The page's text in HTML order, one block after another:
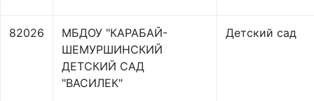
82026
МБДОУ "КАРАБАЙ-
ШЕМУРШИНСКИЙ
ДЕТСКИЙ САД
"ВАСИЛЕК"
Детский сад